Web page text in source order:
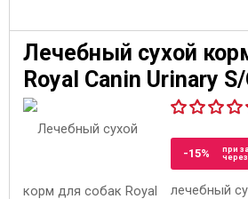
Лечебный сухой
Royal Canin Urinary S/
-15%
при
лечебный